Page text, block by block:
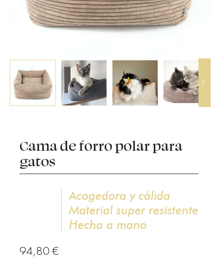
Cama de forro polar para
gatos
Acogedora y cálida
Material super resistente
Hecha a mano
94,80€